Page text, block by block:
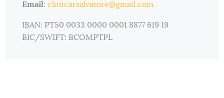
Email:clinicarsalvatore@gmail.com
IBAN: PT50 0033 0000 0001 8877 619 19
BIC/SWIFT: BCOMPTPL